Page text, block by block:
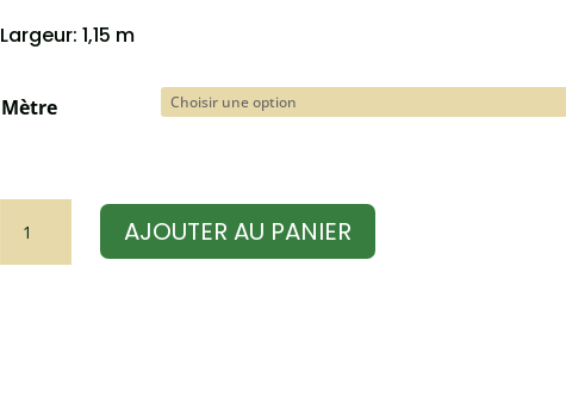
Largeur: 1,15 m
Mètre
AJOUTER AU PANIER